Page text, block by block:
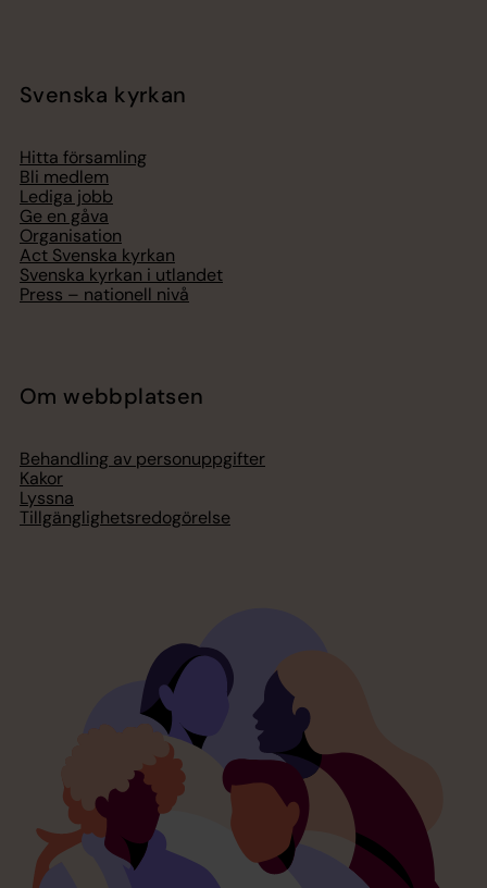
Svenska kyrkan
Hitta församling
Bli medlem
Lediga jobb
Ge en gåva
Organisation
Act Svenska kyrkan
Svenska kyrkan i utlandet
Press – nationell nivå
Om webbplatsen
Behandling av personuppgifter
Kakor
Lyssna
Tillgänglighetsredogörelse